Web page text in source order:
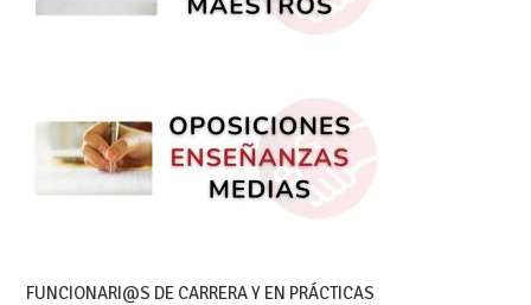
FUNCIONARI@S DE CARRERA Y EN PRÁCTICAS